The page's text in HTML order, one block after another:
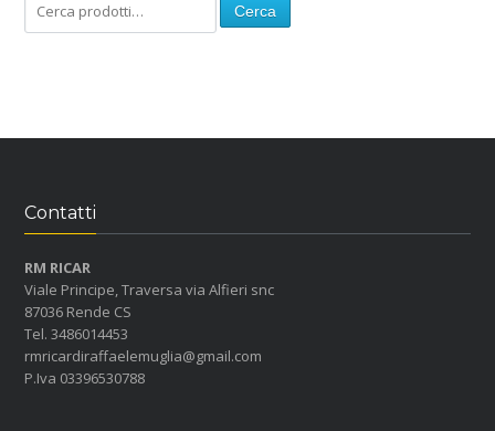
Cerca
Contatti
RM RICAR
Viale Principe, Traversa via Alfieri snc
87036 Rende CS
Tel. 3486014453
rmricardiraffaelemuglia@gmail.com
P.Iva 03396530788